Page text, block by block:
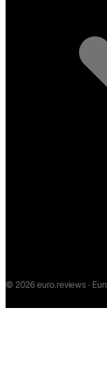
© 2026 euro.reviews ·